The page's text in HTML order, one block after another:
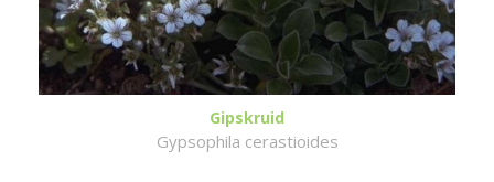
Gipskruid
Gypsophila cerastioides